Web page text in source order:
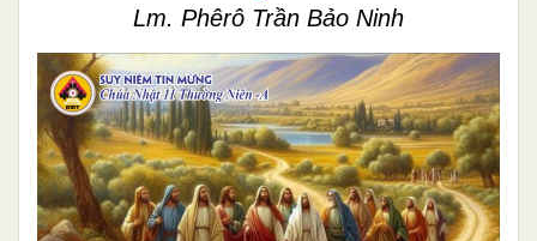
Lm. Phêrô Trần Bảo Ninh